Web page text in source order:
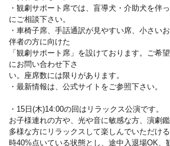
・観劇サポート席では、盲導犬・介助犬を伴
にご相談下さい。
・車椅子席、手話通訳が見やすい席、小さい
伴者の方に向けた
「観劇サポート席」を設けております。ご希
にお問い合わせ下さ
い。座席数には限りがあります。
・最新情報は、公式サイトをご参照下さい。
・15日(木)14:00の回はリラックス公演です。
お子様連れの方や、光や音に敏感な方、演劇
多様な方にリラックスして楽しんでいただけ
時40%点いている状態とし、途中入退場OK、